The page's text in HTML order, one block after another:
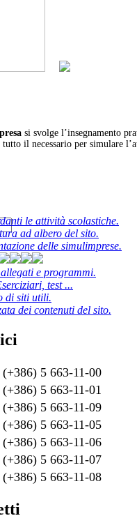
si svolge l’insegnamento
il necessario per simulare
le attività scolastiche.
ad albero del sito.
delle simulimprese.
e programmi.
test ...
di siti utili.
dei contenuti del sito.
(+386) 5 663-11-00
(+386) 5 663-11-01
(+386) 5 663-11-09
(+386) 5 663-11-05
(+386) 5 663-11-06
(+386) 5 663-11-07
(+386) 5 663-11-08